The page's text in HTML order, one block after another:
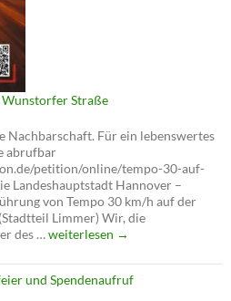
Straße
Nachbarschaft. Für ein lebenswertes
abrufbar
petition/online/tempo-30-auf-
Landeshauptstadt Hannover –
von Tempo 30 km/h auf der
Limmer) Wir, die
des …Petition
Tempo
30
weiterlesen →
und Spendenaufruf